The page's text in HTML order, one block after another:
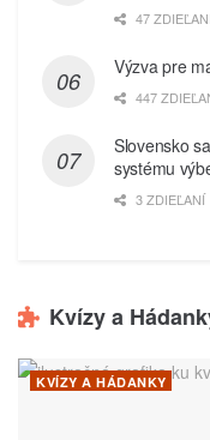
47
Výzva pre
447
Slovensko
systému
3 ZDIEĽANÍ
Kvízy a
KVÍZY A HÁDANKY